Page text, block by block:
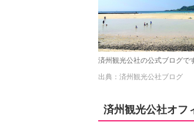
済州観光公社の公式ブログで
出典：済州観光公社ブログ
済州観光公社オ